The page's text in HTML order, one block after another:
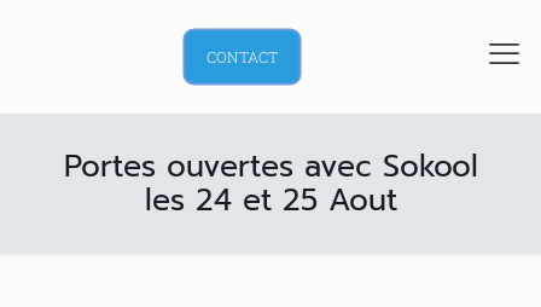
CONTACT
Portes ouvertes avec Sokool
les 24 et 25 Aout